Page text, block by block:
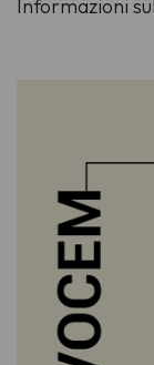
Informazioni